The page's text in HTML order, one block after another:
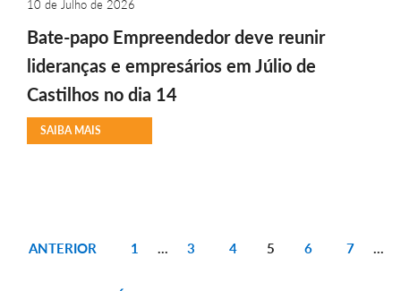
10 de Julho de 2026
Bate-papo Empreendedor deve reunir
lideranças e empresários em Júlio de
Castilhos no dia 14
SAIBA MAIS
ANTERIOR 1 … 3 4 5 6 7 …